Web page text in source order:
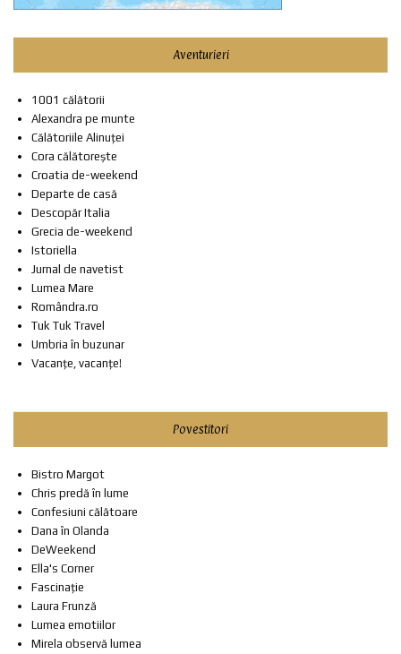
Aventurieri
1001 călătorii
Alexandra pe munte
Călătoriile Alinuței
Cora călătorește
Croatia de-weekend
Departe de casă
Descopăr Italia
Grecia de-weekend
Istoriella
Jurnal de navetist
Lumea Mare
Romândra.ro
Tuk Tuk Travel
Umbria în buzunar
Vacanțe, vacanțe!
Povestitori
Bistro Margot
Chris predă în lume
Confesiuni călătoare
Dana în Olanda
DeWeekend
Ella's Corner
Fascinație
Laura Frunză
Lumea emotiilor
Mirela observă lumea